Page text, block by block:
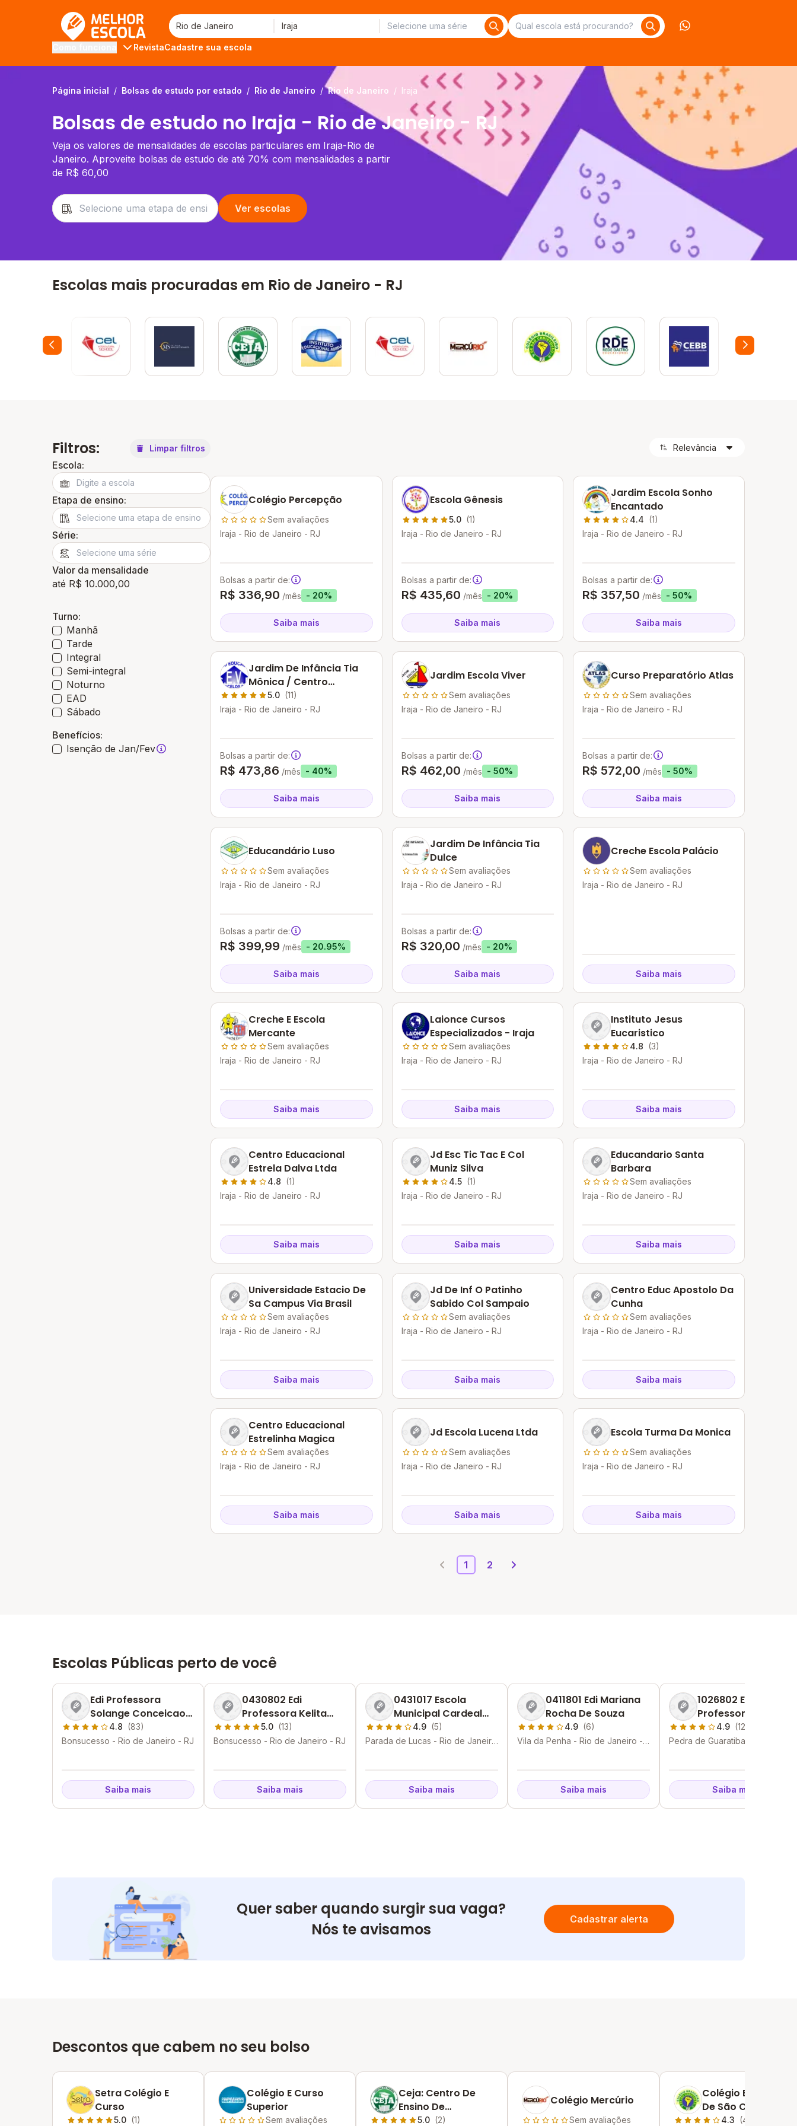
RevistaCadastre sua escola
Página inicial / Bolsas de estudo por estado / Rio de Janeiro / Rio de Janeiro / Iraja
Bolsas de estudo no Iraja - Rio de Janeiro - RJ
Veja os valores de mensalidades de escolas particulares em Iraja-Rio de
Janeiro. Aproveite bolsas de estudo de até 70% com mensalidades a partir
de R$ 60,00
Ver escolas
Escolas mais procuradas em Rio de Janeiro - RJ
Filtros: Limpar filtros
Escola:
Etapa de ensino:
Série:
Valor da mensalidade
até R$ 10.000,00
Turno:
Manhã
Tarde
Integral
Semi-integral
Noturno
EAD
Sábado
Benefícios:
Isenção de Jan/Fev
Colégio Percepção
Sem avaliações
Iraja - Rio de Janeiro - RJ
Bolsas a partir de:
R$ 336,90 /mês - 20%
Saiba mais
Escola Gênesis
5.0 (1)
Iraja - Rio de Janeiro - RJ
Bolsas a partir de:
R$ 435,60 /mês - 20%
Saiba mais
Jardim Escola Sonho
Encantado
4.4 (1)
Iraja - Rio de Janeiro - RJ
Bolsas a partir de:
R$ 357,50 /mês - 50%
Saiba mais
Jardim De Infância Tia
Mônica / Centro
Educacional
Vasconcelos Dantas
5.0 (11)
Iraja - Rio de Janeiro - RJ
Bolsas a partir de:
R$ 473,86 /mês - 40%
Saiba mais
Jardim Escola Viver
Sem avaliações
Iraja - Rio de Janeiro - RJ
Bolsas a partir de:
R$ 462,00 /mês - 50%
Saiba mais
Curso Preparatório Atlas
Sem avaliações
Iraja - Rio de Janeiro - RJ
Bolsas a partir de:
R$ 572,00 /mês - 50%
Saiba mais
Educandário Luso
Sem avaliações
Iraja - Rio de Janeiro - RJ
Bolsas a partir de:
R$ 399,99 /mês - 20.95%
Saiba mais
Jardim De Infância Tia
Dulce
Sem avaliações
Iraja - Rio de Janeiro - RJ
Bolsas a partir de:
R$ 320,00 /mês - 20%
Saiba mais
Creche Escola Palácio
Sem avaliações
Iraja - Rio de Janeiro - RJ
Saiba mais
Creche E Escola
Mercante
Sem avaliações
Iraja - Rio de Janeiro - RJ
Saiba mais
Laionce Cursos
Especializados - Iraja
Sem avaliações
Iraja - Rio de Janeiro - RJ
Saiba mais
Instituto Jesus
Eucaristico
4.8 (3)
Iraja - Rio de Janeiro - RJ
Saiba mais
Centro Educacional
Estrela Dalva Ltda
4.8 (1)
Iraja - Rio de Janeiro - RJ
Saiba mais
Jd Esc Tic Tac E Col
Muniz Silva
4.5 (1)
Iraja - Rio de Janeiro - RJ
Saiba mais
Educandario Santa
Barbara
Sem avaliações
Iraja - Rio de Janeiro - RJ
Saiba mais
Universidade Estacio De
Sa Campus Via Brasil
Sem avaliações
Iraja - Rio de Janeiro - RJ
Saiba mais
Jd De Inf O Patinho
Sabido Col Sampaio
Sem avaliações
Iraja - Rio de Janeiro - RJ
Saiba mais
Centro Educ Apostolo Da
Cunha
Sem avaliações
Iraja - Rio de Janeiro - RJ
Saiba mais
Centro Educacional
Estrelinha Magica
Sem avaliações
Iraja - Rio de Janeiro - RJ
Saiba mais
Jd Escola Lucena Ltda
Sem avaliações
Iraja - Rio de Janeiro - RJ
Saiba mais
Escola Turma Da Monica
Sem avaliações
Iraja - Rio de Janeiro - RJ
Saiba mais
1 2
Escolas Públicas perto de você
Edi Professora
Solange Conceicao
Tricarico
4.8 (83)
Bonsucesso - Rio de Janeiro - RJ
Saiba mais
0430802 Edi
Professora Kelita
Faria De Paula
5.0 (13)
Bonsucesso - Rio de Janeiro - RJ
Saiba mais
0431017 Escola
Municipal Cardeal
Camara
4.9 (5)
Parada de Lucas - Rio de Janeiro
Saiba mais
0411801 Edi Mariana
Rocha De Souza
4.9 (6)
Vila da Penha - Rio de Janeiro -
Saiba mais
1026802 Edi
Professor Marcos
Flaminio Portugal
Pinto
4.9 (12)
Pedra de Guaratiba - Rio de
Saiba mais
Quer saber quando surgir sua vaga?
Nós te avisamos
Cadastrar alerta
Descontos que cabem no seu bolso
Setra Colégio E
Curso
5.0 (1)
Colégio E Curso
Superior
Sem avaliações
Ceja: Centro De
Ensino De
Jacarepaguá
5.0 (2)
Colégio Mercúrio
Sem avaliações
Colégio Brasileiro
De São Christovão
4.3 (4)